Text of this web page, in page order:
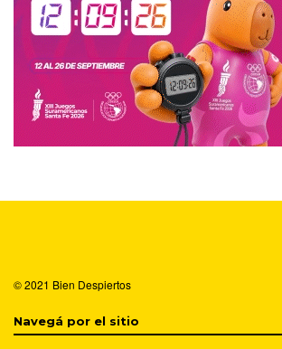
© 2021 Bien Despiertos
Navegá por el sitio